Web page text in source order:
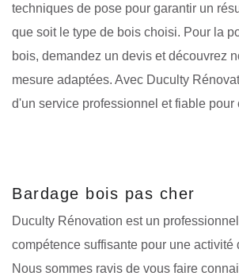
techniques de pose pour garantir un
que soit le type de bois choisi. Pour la
bois, demandez un devis et découvrez
mesure adaptées. Avec Duculty
d'un service professionnel et fiable pour
Bardage bois pas cher
Duculty Rénovation est un
compétence suffisante pour une activité
Nous sommes ravis de vous faire